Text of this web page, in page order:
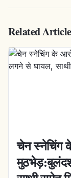
Related
चेन स्नेचिंग